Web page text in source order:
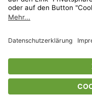
* Streichpreise
Herstellers.